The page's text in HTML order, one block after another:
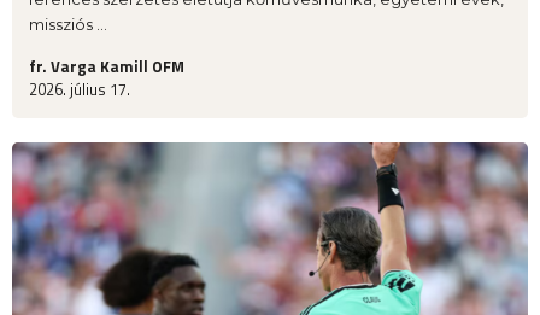
missziós ...
fr. Varga Kamill OFM
2026. július 17.